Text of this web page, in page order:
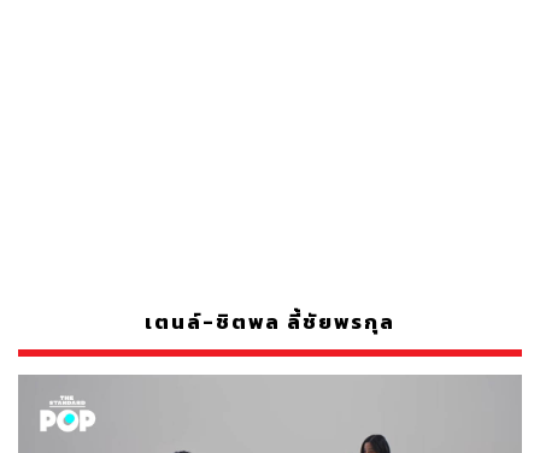
เตนล์-ชิตพล ลี้ชัยพรกุล